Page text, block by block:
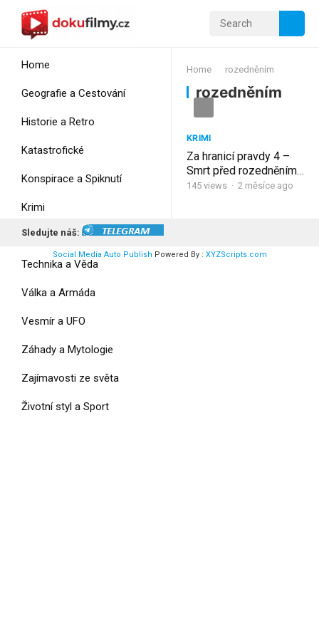
Home
Geografie a Cestování
Historie a Retro
Katastrofické
Konspirace a Spiknutí
Krimi
Myšlení
Technika a Věda
Válka a Armáda
Vesmír a UFO
Záhady a Mytologie
Zajímavosti ze světa
Životní styl a Sport
Home rozedněním
rozedněním
KRIMI
Za hranicí pravdy 4 –
Smrt před rozedněním,
CZdab
145 views · 2 měsíce ago
Sledujte náš:
Social Media Auto Publish Powered By : XYZScripts.com